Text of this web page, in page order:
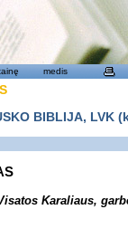
medis
BIBLIJA,
Karaliaus,